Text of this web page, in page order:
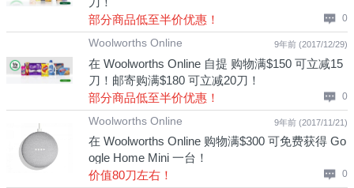
部分商品低至半价优惠！
0
9年前 (2017/12/29)
Woolworths Online
在 Woolworths Online 自提 购物满$150 可立减15
刀！邮寄购满$180 可立减20刀！
部分商品低至半价优惠！
0
9年前 (2017/11/21)
Woolworths Online
在 Woolworths Online 购物满$300 可免费获得 Go
ogle Home Mini 一台！
价值80刀左右！
0